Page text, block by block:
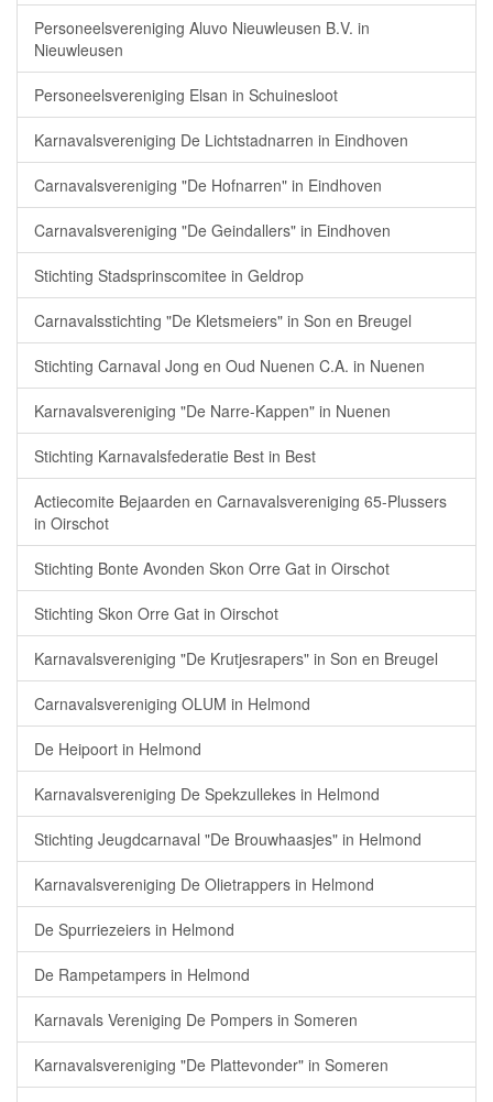
Personeelsvereniging Aluvo Nieuwleusen B.V. in
Nieuwleusen
Personeelsvereniging Elsan in Schuinesloot
Karnavalsvereniging De Lichtstadnarren in Eindhoven
Carnavalsvereniging "De Hofnarren" in Eindhoven
Carnavalsvereniging "De Geindallers" in Eindhoven
Stichting Stadsprinscomitee in Geldrop
Carnavalsstichting "De Kletsmeiers" in Son en Breugel
Stichting Carnaval Jong en Oud Nuenen C.A. in Nuenen
Karnavalsvereniging "De Narre-Kappen" in Nuenen
Stichting Karnavalsfederatie Best in Best
Actiecomite Bejaarden en Carnavalsvereniging 65-Plussers
in Oirschot
Stichting Bonte Avonden Skon Orre Gat in Oirschot
Stichting Skon Orre Gat in Oirschot
Karnavalsvereniging "De Krutjesrapers" in Son en Breugel
Carnavalsvereniging OLUM in Helmond
De Heipoort in Helmond
Karnavalsvereniging De Spekzullekes in Helmond
Stichting Jeugdcarnaval "De Brouwhaasjes" in Helmond
Karnavalsvereniging De Olietrappers in Helmond
De Spurriezeiers in Helmond
De Rampetampers in Helmond
Karnavals Vereniging De Pompers in Someren
Karnavalsvereniging "De Plattevonder" in Someren